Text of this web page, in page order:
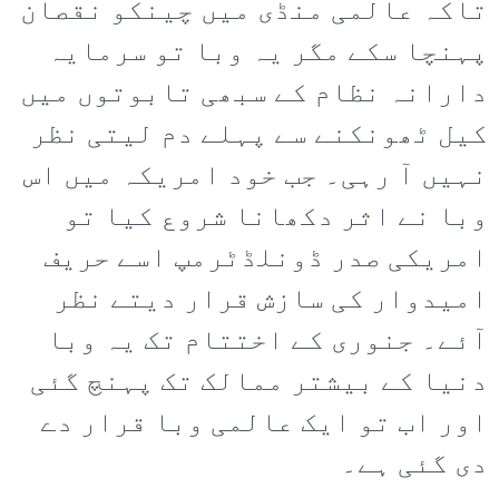
تاکہ عالمی منڈی میں چینکو نقصان
پہنچا سکے مگر یہ وبا تو سرمایہ
دارانہ نظام کے سبھی تابوتوں میں
کیل ٹھونکنے سے پہلے دم لیتی نظر
نہیں آ رہی۔ جب خود امریکہ میں اس
وبا نے اثر دکھانا شروع کیا تو
امریکی صدر ڈونلڈٹرمپ اسے حریف
امیدوار کی سازش قرار دیتے نظر
آئے۔ جنوری کے اختتام تک یہ وبا
دنیا کے بیشتر ممالک تک پہنچ گئی
اور اب تو ایک عالمی وبا قرار دے
دی گئی ہے۔